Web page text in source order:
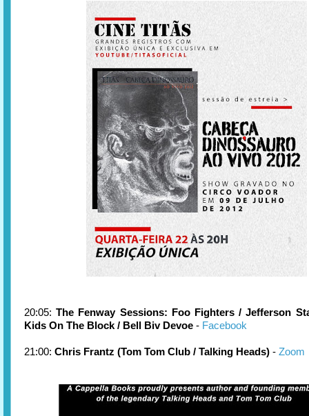
20:05:The Fenway Sessions: Foo Fighters / Jefferson
Kids On The Block / Bell Biv Devoe - Facebook
21:00: Chris Frantz (Tom Tom Club / Talking Heads) - Zoom